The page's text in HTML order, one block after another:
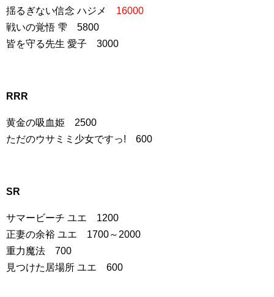
揺るぎない信念 ハジメ 16000
戦いの覚悟 雫 5800
皆を守る先生 愛子 3000
RRR
黄金の吸血姫 2500
ただのウサミミ少女ですっ! 600
SR
サマービーチ ユエ 1200
正妻の余裕 ユエ 1700～2000
重力魔法 700
見つけた居場所 ユエ 600